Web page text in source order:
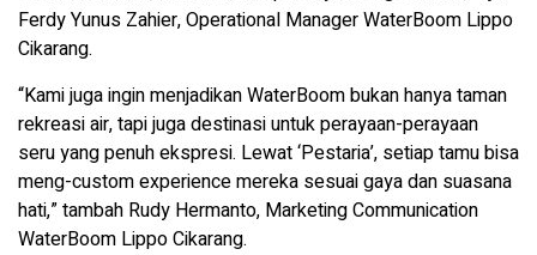
Ferdy Yunus Zahier, Operational Manager WaterBoom Lippo
Cikarang.
“Kami juga ingin menjadikan WaterBoom bukan hanya taman
rekreasi air, tapi juga destinasi untuk perayaan-perayaan
seru yang penuh ekspresi. Lewat ‘Pestaria’, setiap tamu bisa
meng-custom experience mereka sesuai gaya dan suasana
hati,” tambah Rudy Hermanto, Marketing Communication
WaterBoom Lippo Cikarang.